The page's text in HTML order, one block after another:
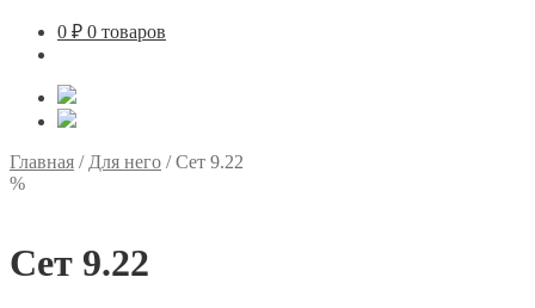
0 ₽ 0 товаров
Главная / Для него /Сет 9.22
%
Сет 9.22